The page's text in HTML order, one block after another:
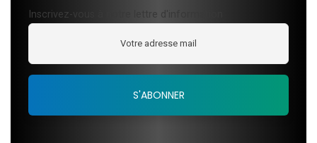
Inscrivez-vous à notre lettre d'information